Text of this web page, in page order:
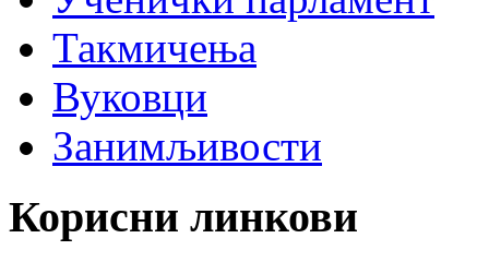
Такмичења
Вуковци
Занимљивости
Корисни линкови